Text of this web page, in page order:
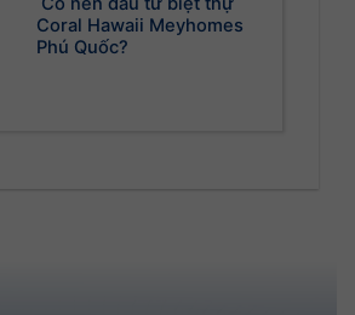
Coral Hawaii Meyhomes
Phú Quốc?